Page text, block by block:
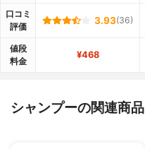
口コミ
評価
3.93(36)
値段
料金
¥468
シャンプーの関連商品